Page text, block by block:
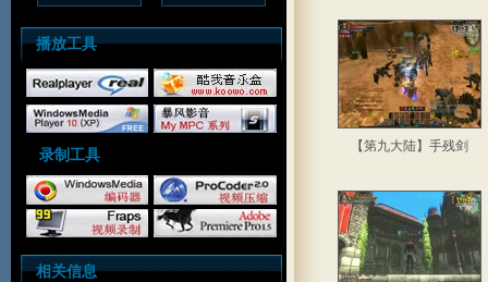
播放工具
录制工具
相关信息
【第九大陆】手残剑